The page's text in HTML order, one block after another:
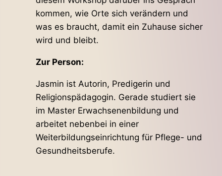
kommen, wie Orte sich verändern und
was es braucht, damit ein Zuhause sicher
wird und bleibt.
Zur Person:
Jasmin ist Autorin, Predigerin und
Religionspädagogin. Gerade studiert sie
im Master Erwachsenenbildung und
arbeitet nebenbei in einer
Weiterbildungseinrichtung für Pflege- und
Gesundheitsberufe.